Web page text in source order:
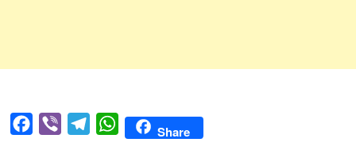
Facebook
Viber TelegramWhatsAppShare